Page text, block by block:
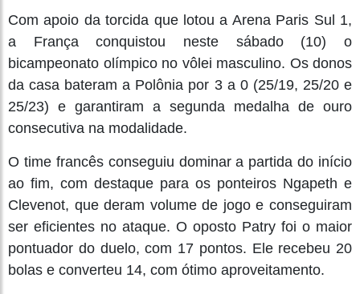
Com apoio da torcida que lotou a Arena Paris Sul 1,
a França conquistou neste sábado (10) o
bicampeonato olímpico no vôlei masculino. Os donos
da casa bateram a Polônia por 3 a 0 (25/19, 25/20 e
25/23) e garantiram a segunda medalha de ouro
consecutiva na modalidade.
O time francês conseguiu dominar a partida do início
ao fim, com destaque para os ponteiros Ngapeth e
Clevenot, que deram volume de jogo e conseguiram
ser eficientes no ataque. O oposto Patry foi o maior
pontuador do duelo, com 17 pontos. Ele recebeu 20
bolas e converteu 14, com ótimo aproveitamento.